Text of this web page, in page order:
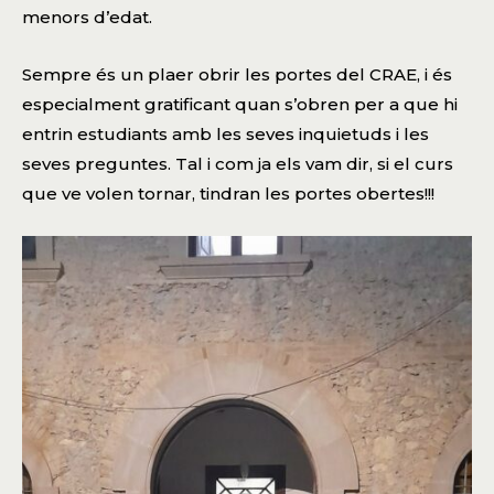
menors d’edat.
Sempre és un plaer obrir les portes del CRAE, i és
especialment gratificant quan s’obren per a que hi
entrin estudiants amb les seves inquietuds i les
seves preguntes. Tal i com ja els vam dir, si el curs
que ve volen tornar, tindran les portes obertes!!!